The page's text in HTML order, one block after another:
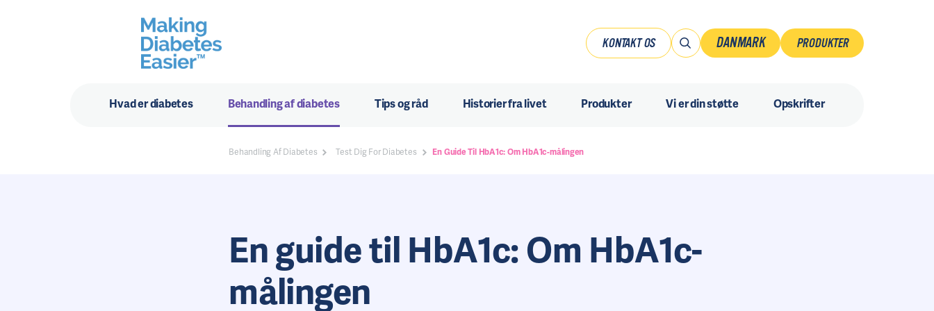
KONTAKT OS DANMARK
Norsk
PRODUKTER
Hvad er diabetes Behandling af diabetes Tips og råd Historier fra livet Produkter Vi er din støtte Opskrifter
Behandling Af Diabetes Test Dig For Diabetes En Guide Til HbA1c: Om HbA1c-målingen
En guide til HbA1c: Om HbA1c-
målingen